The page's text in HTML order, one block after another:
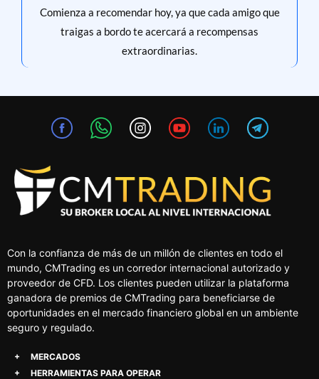
Comienza a recomendar hoy, ya que cada amigo que
traigas a bordo te acercará a recompensas
extraordinarias.
Con la confianza de más de un millón de clientes en todo el
mundo, CMTrading es un corredor internacional autorizado y
proveedor de CFD. Los clientes pueden utilizar la plataforma
ganadora de premios de CMTrading para beneficiarse de
oportunidades en el mercado financiero global en un ambiente
seguro y regulado.
MERCADOS
HERRAMIENTAS PARA OPERAR